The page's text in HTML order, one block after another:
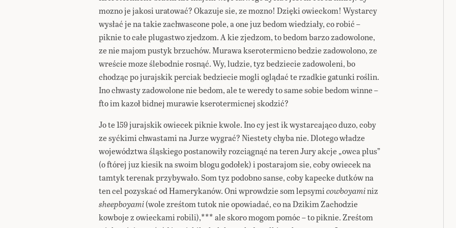
mozno je jakosi uratować? Okazuje sie, ze mozno! Dzięki owieckom! Wystarcy
wysłać je na takie zachwascone pole, a one juz bedom wiedziały, co robić –
piknie to całe plugastwo zjedzom. A kie zjedzom, to bedom barzo zadowolone,
ze nie majom pustyk brzuchów. Murawa kserotermicno bedzie zadowolono, ze
wreście moze ślebodnie rosnąć. Wy, ludzie, tyz bedziecie zadowoleni, bo
chodząc po jurajskik perciak bedziecie mogli oglądać te rzadkie gatunki roślin.
Ino chwasty zadowolone nie bedom, ale te weredy to same sobie bedom winne –
fto im kazoł bidnej murawie kserotermicnej skodzić?
Jo te 159 jurajskik owiecek piknie kwole. Ino cy jest ik wystarcająco duzo, coby
ze syćkimi chwastami na Jurze wygrać? Niestety chyba nie. Dlotego władze
województwa śląskiego postanowiły rozciągnąć na teren Jury akcje „owca plus”
(o ftórej juz kiesik na swoim blogu godołek) i postarajom sie, coby owiecek na
tamtyk terenak przybywało. Som tyz podobno sanse, coby kapecke dutków na
ten cel pozyskać od Hamerykanów. Oni wprowdzie som lepsymicowboyaminiz
sheepboyami(wole zreśtom tutok nie opowiadać, co na Dzikim Zachodzie
kowboje z owieckami robili),*** ale skoro mogom pomóc – to piknie. Zreśtom